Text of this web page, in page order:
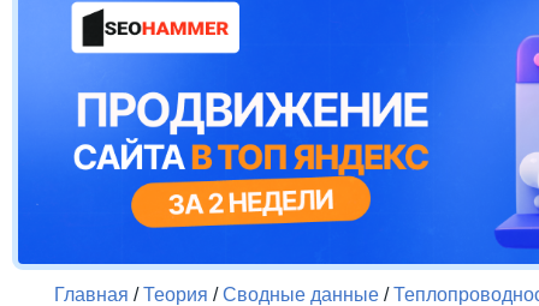
Главная /Теория /Сводные данные /